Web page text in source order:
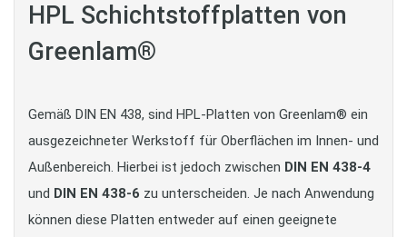
HPL Schichtstoffplatten von
Greenlam®
Gemäß DIN EN 438, sind HPL-Platten von Greenlam® ein
ausgezeichneter Werkstoff für Oberflächen im Innen- und
Außenbereich. Hierbei ist jedoch zwischen DIN EN 438-4
und DIN EN 438-6 zu unterscheiden. Je nach Anwendung
können diese Platten entweder auf einen geeignete